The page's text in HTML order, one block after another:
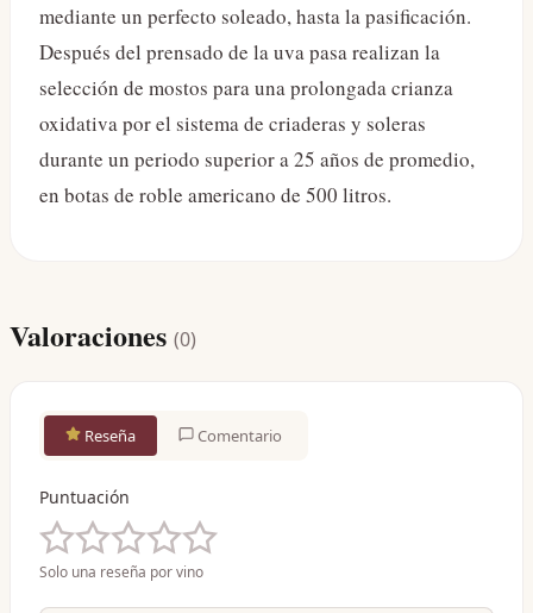
mediante un perfecto soleado, hasta la pasificación.
Después del prensado de la uva pasa realizan la
selección de mostos para una prolongada crianza
oxidativa por el sistema de criaderas y soleras
durante un periodo superior a 25 años de promedio,
en botas de roble americano de 500 litros.
Valoraciones (0)
Reseña Comentario
Puntuación
Solo una reseña por vino